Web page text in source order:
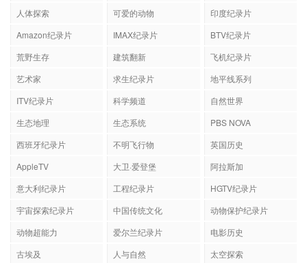
人体探索
可爱的动物
印度纪录片
Amazon纪录片
IMAX纪录片
BTV纪录片
荒野生存
建筑翻新
飞机纪录片
艺术家
求生纪录片
地平线系列
ITV纪录片
科学频道
自然世界
生态地理
生态系统
PBS NOVA
西班牙纪录片
不明飞行物
英国历史
AppleTV
大卫·爱登堡
阿拉斯加
意大利纪录片
工程纪录片
HGTV纪录片
宇宙探索纪录片
中国传统文化
动物保护纪录片
动物超能力
爱尔兰纪录片
电影历史
古埃及
人与自然
太空探索